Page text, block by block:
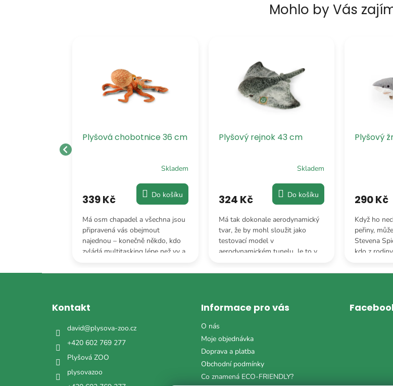
Mohlo by Vás
Plyšová chobotnice 36 cm
Skladem
339 Kč Do košíku
Má osm chapadel a všechna jsou
připravená vás obejmout
najednou – konečně někdo, kdo
zvládá multitasking lépe než vy a
Plyšový rejnok 43 cm
Skladem
324 Kč Do košíku
Má tak dokonale aerodynamický
tvar, že by mohl sloužit jako
testovací model v
aerodynamickém tunelu. Je to v
Plyšový
290 Kč
Když ho
peřiny,
Stevena
kdo z
Z
Kontakt
david@plysova-zoo.cz
+420 602 769 277
Plyšová ZOO
plysovazoo
Informace pro vás
O nás
Moje objednávka
Doprava a platba
Obchodní podmínky
Co znamená ECO-FRIENDLY?